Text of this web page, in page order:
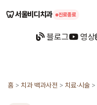
🦷서울비디치과 진료종료
블로그 영상
홈 > 치과 백과사전 > 치료·시술 >